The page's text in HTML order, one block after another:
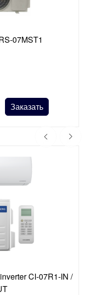
07MST1
Заказать
CI-07R1-IN /